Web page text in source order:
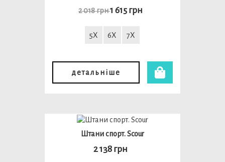
2 018 грн1 615 грн
5X 6X 7X
детальніше
Штани спорт. Scour
2 138 грн